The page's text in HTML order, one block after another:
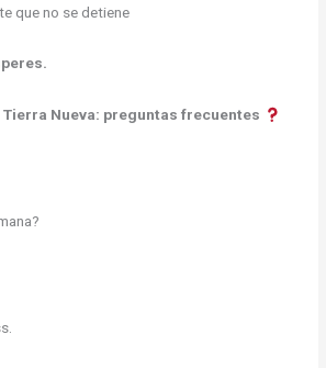
que no se detiene
Nueva: preguntas frecuentes